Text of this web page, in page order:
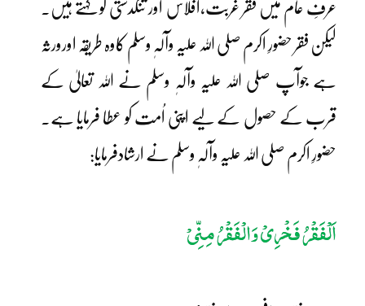
عرفِ عام میں فقر غربت،افلاس اور تنگدستی کو کہتے ہیں۔
لیکن فقر حضورِ اکرم صلی اللہ علیہ وآلہٖ وسلم کاوہ طریقہ اورورثہ
ہے جوآپ صلی اللہ علیہ وآلہٖ وسلم نے اللہ تعالیٰ کے
قرب کے حصول کے لیے اپنی اُمت کو عطا فرمایا ہے۔
حضورِ اکرم صلی اللہ علیہ وآلہٖ وسلم نے ارشادفرمایا:
اَلْفَقْرُ فَخْرِیْ وَالْفَقْرُ مِنِّیْ